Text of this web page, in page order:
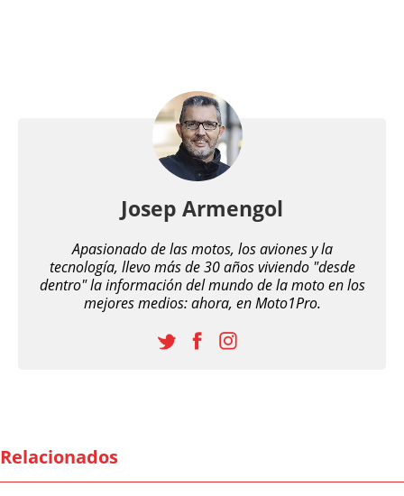
Josep Armengol
Apasionado de las motos, los aviones y la
tecnología, llevo más de 30 años viviendo "desde
dentro" la información del mundo de la moto en los
mejores medios: ahora, en Moto1Pro.
Relacionados